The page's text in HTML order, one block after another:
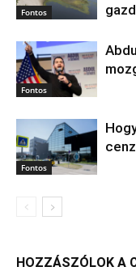
Fontos
Fontos
Fontos
HOZZÁSZÓLOK A